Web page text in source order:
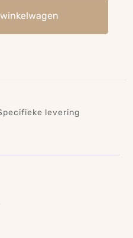
levering